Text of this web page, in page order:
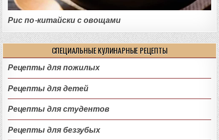
Рис по-китайски с овощами
СПЕЦИАЛЬНЫЕ КУЛИНАРНЫЕ РЕЦЕПТЫ
Рецепты для пожилых
Рецепты для детей
Рецепты для студентов
Рецепты для беззубых